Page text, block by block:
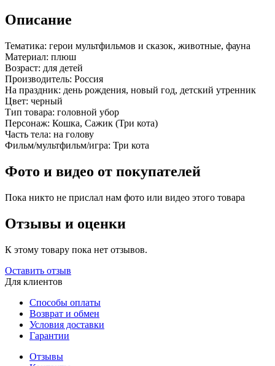
Описание
Тематика: герои мультфильмов и сказок, животные, фауна
Материал: плюш
Возраст: для детей
Производитель: Россия
На праздник: день рождения, новый год, детский утренник
Цвет: черный
Тип товара: головной убор
Персонаж: Кошка, Сажик (Три кота)
Часть тела: на голову
Фильм/мультфильм/игра: Три кота
Фото и видео от покупателей
Пока никто не прислал нам фото или видео этого товара
Отзывы и оценки
К этому товару пока нет отзывов.
Оставить отзыв
Для клиентов
Способы оплаты
Возврат и обмен
Условия доставки
Гарантии
Отзывы